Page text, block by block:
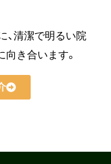
、清潔で明るい院
き合います。